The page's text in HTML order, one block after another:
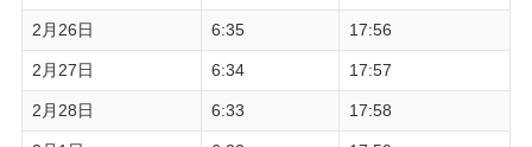
2月26日 6:35 17:56
2月27日 6:34 17:57
2月28日 6:33 17:58